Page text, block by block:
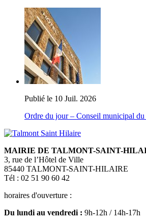
Publié le 10 Juil. 2026
Ordre du jour – Conseil municipal
MAIRIE DE TALMONT-SAINT-
3, rue de l’Hôtel de Ville
85440 TALMONT-SAINT-HILAIRE
Tél : 02 51 90 60 42
horaires d'ouverture :
Du lundi au vendredi : 9h-12h / 14h-17h